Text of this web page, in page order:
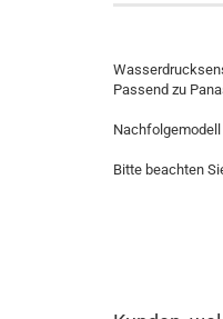
Passend zu
Nachfolgemodell
Bitte beachten